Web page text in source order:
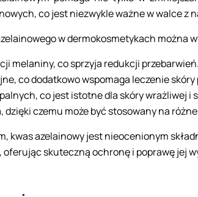
co jest niezwykle ważne w walce z
w dermokosmetykach można
melaniny, co sprzyja redukcji przebarwień.
co dodatkowo wspomaga leczenie
co jest istotne dla skóry wrażliwej i
dzięki czemu może być stosowany na
kwas azelainowy jest nieocenionym
skuteczną ochronę i poprawę jej